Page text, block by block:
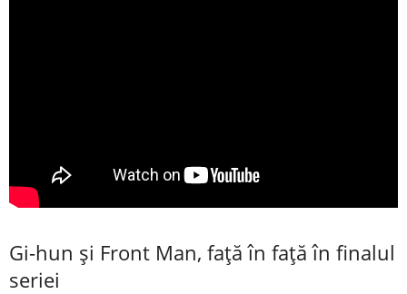
Gi-hun și Front Man, față în față în finalul
seriei